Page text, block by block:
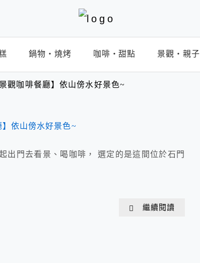
鍋物‧燒烤 咖啡‧甜點 景觀‧親子
觀咖啡餐廳】依山傍水好景色~
出門去看景、喝咖啡， 選定的是這間位於石門
繼續閱讀